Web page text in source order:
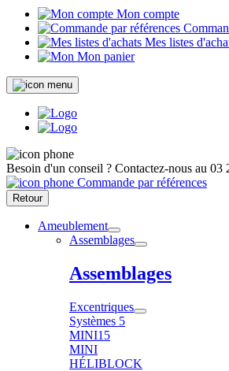
Mon compte
Mes listes
Mon panier
Besoin d'un conseil ? Contactez-nous au 03
Commande par références
Retour
Ameublement
Assemblages
Assemblages
Excentriques
Systèmes 5
MINI15
MINI
HÉLIBLOCK